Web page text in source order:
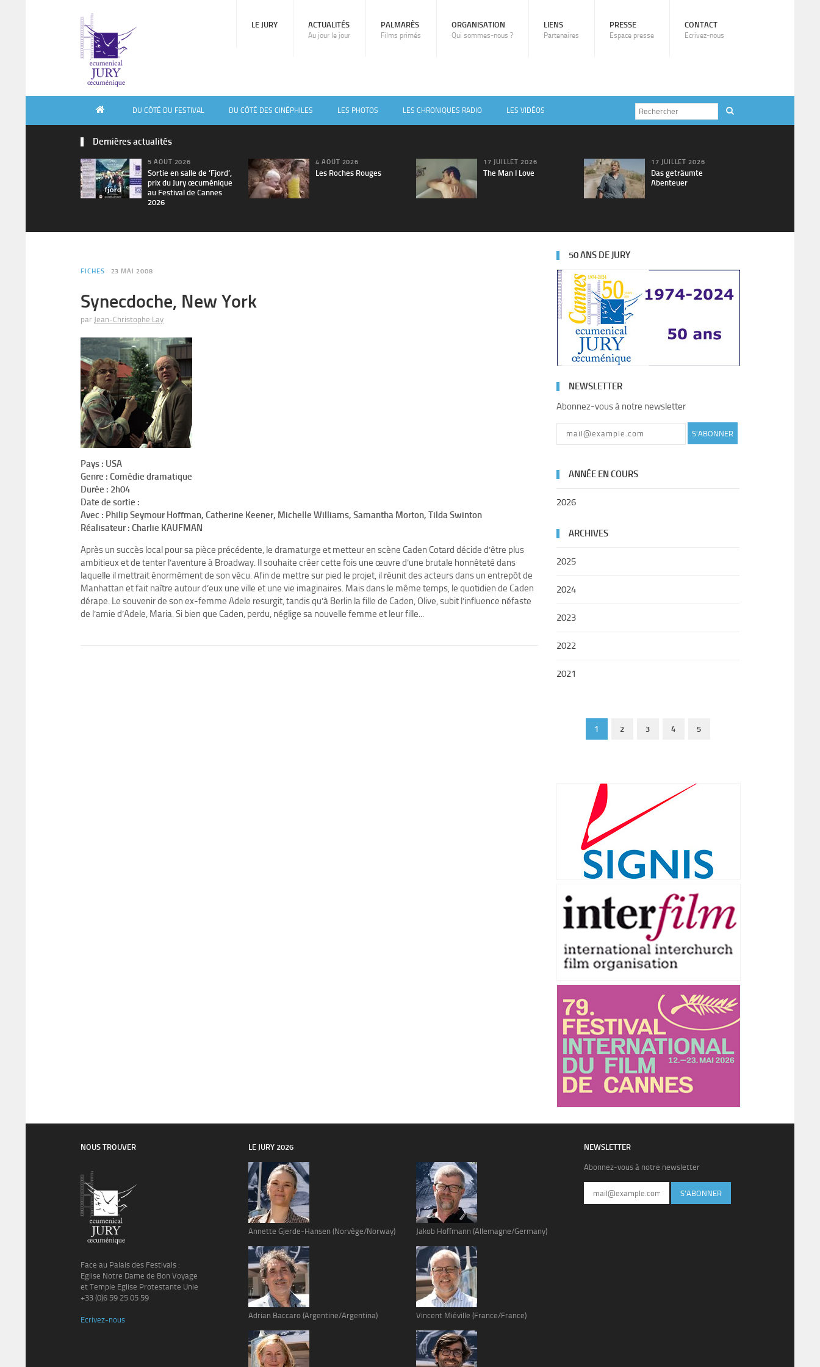
LE JURY ACTUALITÉS
Au jour le jour
PALMARÈS
Films primés
ORGANISATION
Qui sommes-nous ?
LIENS
Partenaires
PRESSE
Espace presse
CONTACT
Ecrivez-nous
DU CÔTÉ DU FESTIVAL DU CÔTÉ DES CINÉPHILES LES PHOTOS LES CHRONIQUES RADIO LES VIDÉOS
Dernières actualités
5 AOÛT 2026
Sortie en salle de ’Fjord’,
prix du Jury œcuménique
au Festival de Cannes
2026
4 AOÛT 2026
Les Roches Rouges
17 JUILLET 2026
The Man I Love
17 JUILLET 2026
Das geträumte
Abenteuer
FICHES 23 MAI 2008
Synecdoche, New York
par Jean-Christophe Lay
Pays : USA
Genre : Comédie dramatique
Durée : 2h04
Date de sortie :
Avec : Philip Seymour Hoffman, Catherine Keener, Michelle Williams, Samantha Morton, Tilda Swinton
Réalisateur : Charlie KAUFMAN
Après un succès local pour sa pièce précédente, le dramaturge et metteur en scène Caden Cotard décide d’être plus
ambitieux et de tenter l’aventure à Broadway. Il souhaite créer cette fois une œuvre d’une brutale honnêteté dans
laquelle il mettrait énormément de son vécu. Afin de mettre sur pied le projet, il réunit des acteurs dans un entrepôt de
Manhattan et fait naître autour d’eux une ville et une vie imaginaires. Mais dans le même temps, le quotidien de Caden
dérape. Le souvenir de son ex-femme Adele resurgit, tandis qu’à Berlin la fille de Caden, Olive, subit l’influence néfaste
de l’amie d’Adele, Maria. Si bien que Caden, perdu, néglige sa nouvelle femme et leur fille...
50 ANS DE JURY
NEWSLETTER
Abonnez-vous à notre newsletter
S'ABONNER
ANNÉE EN COURS
2026
ARCHIVES
2025
2024
2023
2022
2021
1 2 3 4 5
NOUS TROUVER
Face au Palais des Festivals :
Eglise Notre Dame de Bon Voyage
et Temple Eglise Protestante Unie
+33 (0)6 59 25 05 59
Ecrivez-nous
LE JURY 2026
Annette Gjerde-Hansen (Norvège/Norway)
Adrian Baccaro (Argentine/Argentina)
Jakob Hoffmann (Allemagne/Germany)
Vincent Miéville (France/France)
NEWSLETTER
Abonnez-vous à notre newsletter
S'ABONNER